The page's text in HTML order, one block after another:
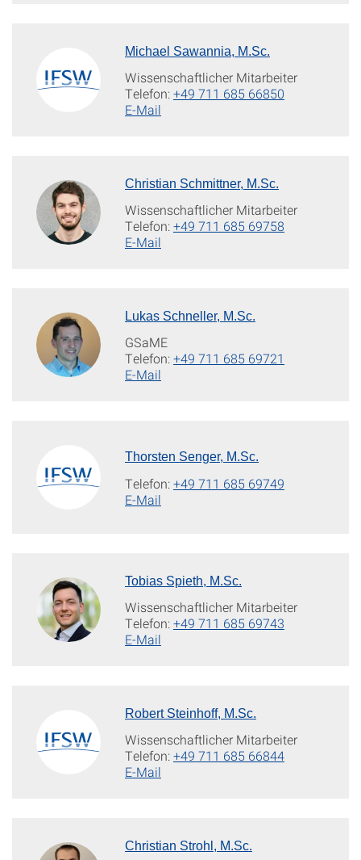
Michael Sawannia, M.Sc.
Wissenschaftlicher Mitarbeiter
Telefon:+49 711 685 66850
E-Mail
Christian Schmittner, M.Sc.
Wissenschaftlicher Mitarbeiter
Telefon:+49 711 685 69758
E-Mail
Lukas Schneller, M.Sc.
GSaME
Telefon:+49 711 685 69721
E-Mail
Thorsten Senger, M.Sc.
Telefon:+49 711 685 69749
E-Mail
Tobias Spieth, M.Sc.
Wissenschaftlicher Mitarbeiter
Telefon:+49 711 685 69743
E-Mail
Robert Steinhoff, M.Sc.
Wissenschaftlicher Mitarbeiter
Telefon:+49 711 685 66844
E-Mail
Christian Strohl, M.Sc.